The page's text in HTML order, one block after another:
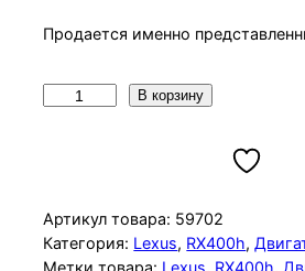
Продается именно
ч
е
В корзину
Артикул товара: 59702
Категория: Lexus, RX400h,
Метки товара: Lexus, RX400h,